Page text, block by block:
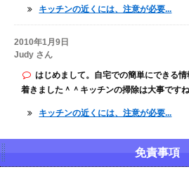
キッチンの近くには、注意が必要...
2010年1月9日
Judy さん
はじめまして。自宅での簡単にできる
着きました＾＾キッチンの掃除は大事です
キッチンの近くには、注意が必要...
免責事項